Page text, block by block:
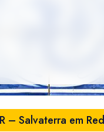
– Salvaterra em